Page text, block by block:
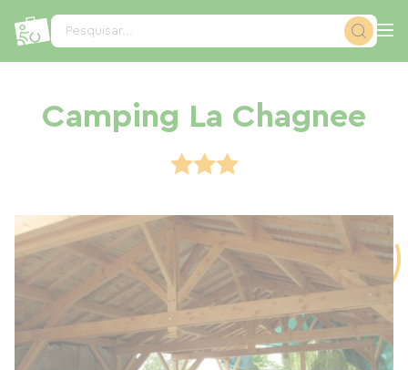
Pesquisar...
Camping La Chagnee
Painel de Gerenciamento de Cookies